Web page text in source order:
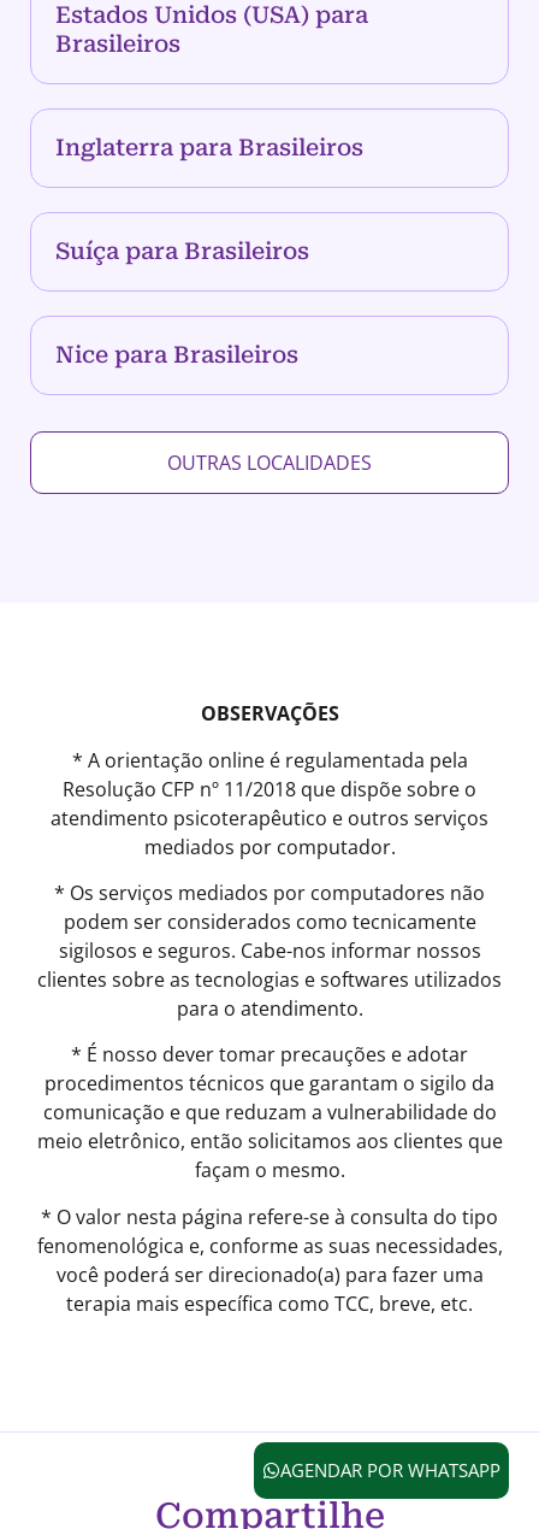
Estados Unidos (USA) para
Brasileiros
Inglaterra para Brasileiros
Suíça para Brasileiros
Nice para Brasileiros
OUTRAS LOCALIDADES
OBSERVAÇÕES
* A orientação online é regulamentada pela
Resolução CFP nº 11/2018 que dispõe sobre o
atendimento psicoterapêutico e outros serviços
mediados por computador.
* Os serviços mediados por computadores não
podem ser considerados como tecnicamente
sigilosos e seguros. Cabe-nos informar nossos
clientes sobre as tecnologias e softwares utilizados
para o atendimento.
* É nosso dever tomar precauções e adotar
procedimentos técnicos que garantam o sigilo da
comunicação e que reduzam a vulnerabilidade do
meio eletrônico, então solicitamos aos clientes que
façam o mesmo.
* O valor nesta página refere-se à consulta do tipo
fenomenológica e, conforme as suas necessidades,
você poderá ser direcionado(a) para fazer uma
terapia mais específica como TCC, breve, etc.
Compartilhe
AGENDAR POR WHATSAPP